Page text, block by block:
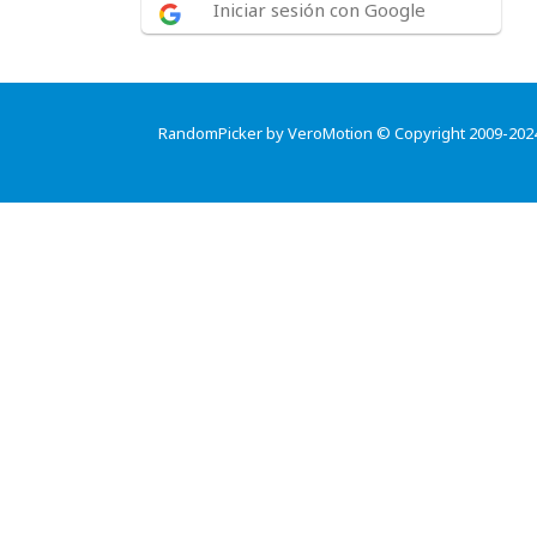
Iniciar sesión con Google
RandomPicker by VeroMotion © Copyright 2009-